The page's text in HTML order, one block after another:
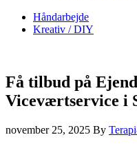
Håndarbejde
Kreativ / DIY
Få tilbud på
Viceværtservice i
november 25, 2025 By